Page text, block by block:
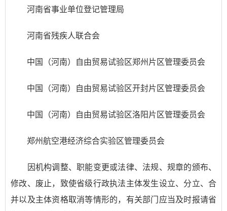
河南省事业单位登记管理局
河南省残疾人联合会
中国（河南）自由贸易试验区郑州片区管理委员会
中国（河南）自由贸易试验区开封片区管理委员会
中国（河南）自由贸易试验区洛阳片区管理委员会
郑州航空港经济综合实验区管理委员会
因机构调整、职能变更或法律、法规、规章的颁布、
修改、废止，致使省级行政执法主体发生设立、分立、合
并以及主体资格取消等情形的，有关部门应当及时报请省